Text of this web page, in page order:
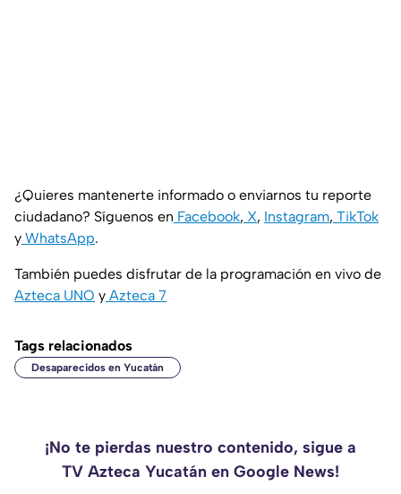
¿Quieres mantenerte informado o enviarnos tu reporte
ciudadano? Síguenos en Facebook, X, Instagram, TikTok
y WhatsApp.
También puedes disfrutar de la programación en vivo de
Azteca UNO y Azteca 7
Tags relacionados
Desaparecidos en Yucatán
¡No te pierdas nuestro contenido, sigue a
TV Azteca Yucatán en Google News!